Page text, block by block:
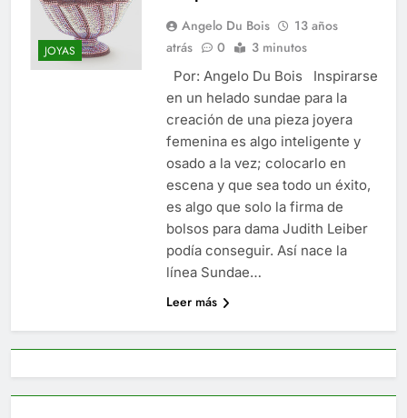
JOYAS
Angelo Du Bois
13 años
atrás
0 3 minutos
Por: Angelo Du Bois Inspirarse
en un helado sundae para la
creación de una pieza joyera
femenina es algo inteligente y
osado a la vez; colocarlo en
escena y que sea todo un éxito,
es algo que solo la firma de
bolsos para dama Judith Leiber
podía conseguir. Así nace la
línea Sundae…
Leer más